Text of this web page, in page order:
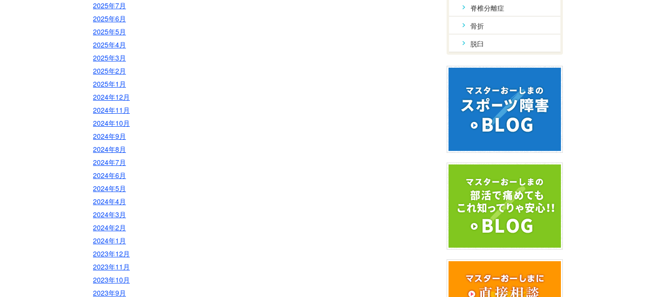
2025年7月
2025年6月
2025年5月
2025年4月
2025年3月
2025年2月
2025年1月
2024年12月
2024年11月
2024年10月
2024年9月
2024年8月
2024年7月
2024年6月
2024年5月
2024年4月
2024年3月
2024年2月
2024年1月
2023年12月
2023年11月
2023年10月
2023年9月
脊椎分離症
骨折
脱臼